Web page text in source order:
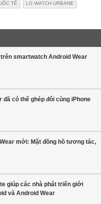
TẾ LG WATCH URBANE
smartwatch Android Wear
có thể ghép đôi cùng iPhone
mới: Mặt đồng hồ tương tác,
giúp các nhà phát triển giới
và Android Wear